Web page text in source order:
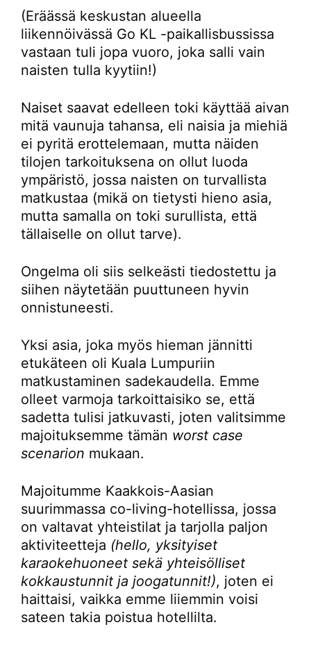
(Eräässä keskustan alueella
liikennöivässä Go KL -paikallisbussissa
vastaan tuli jopa vuoro, joka salli vain
naisten tulla kyytiin!)
Naiset saavat edelleen toki käyttää aivan
mitä vaunuja tahansa, eli naisia ja miehiä
ei pyritä erottelemaan, mutta näiden
tilojen tarkoituksena on ollut luoda
ympäristö, jossa naisten on turvallista
matkustaa (mikä on tietysti hieno asia,
mutta samalla on toki surullista, että
tällaiselle on ollut tarve).
Ongelma oli siis selkeästi tiedostettu ja
siihen näytetään puuttuneen hyvin
onnistuneesti.
Yksi asia, joka myös hieman jännitti
etukäteen oli Kuala Lumpuriin
matkustaminen sadekaudella. Emme
olleet varmoja tarkoittaisiko se, että
sadetta tulisi jatkuvasti, joten valitsimme
majoituksemme tämän worst case
scenarion mukaan.
Majoitumme Kaakkois-Aasian
suurimmassa co-living-hotellissa, jossa
on valtavat yhteistilat ja tarjolla paljon
aktiviteetteja (hello, yksityiset
karaokehuoneet sekä yhteisölliset
kokkaustunnit ja joogatunnit!), joten ei
haittaisi, vaikka emme liiemmin voisi
sateen takia poistua hotellilta.